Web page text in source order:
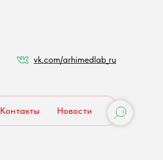
vk.com/arhimedlab_ru
Контакты Новости